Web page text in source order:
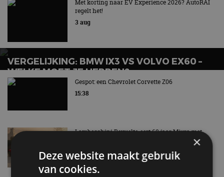
Met korting naar EV Experience 2026? AutoRAI
regelt het!
3 aug
VERGELIJKING: BMW IX3 VS VOLVO EX60 –
WELKE MOET JE HEBBEN?
Gespot: een Chevrolet Corvette Z06
15:38
Lamborghini Revuelto eert 60 jaar Miura met
6 aug
×
Deze website maakt gebruik
van cookies.